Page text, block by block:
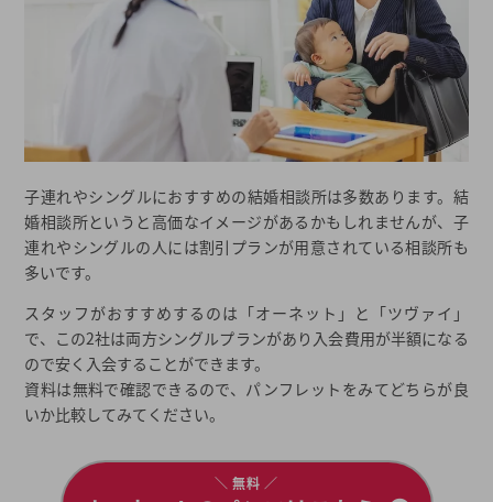
子連れやシングルにおすすめの結婚相談所は多数あります。結
婚相談所というと高価なイメージがあるかもしれませんが、子
連れやシングルの人には割引プランが用意されている相談所も
多いです。
スタッフがおすすめするのは「オーネット」と「ツヴァイ」
で、この2社は両方シングルプランがあり入会費用が半額になる
ので安く入会することができます。
資料は無料で確認できるので、パンフレットをみてどちらが良
いか比較してみてください。
＼ 無料 ／